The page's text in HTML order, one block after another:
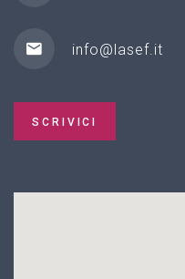
info@lasef.it
SCRIVICI